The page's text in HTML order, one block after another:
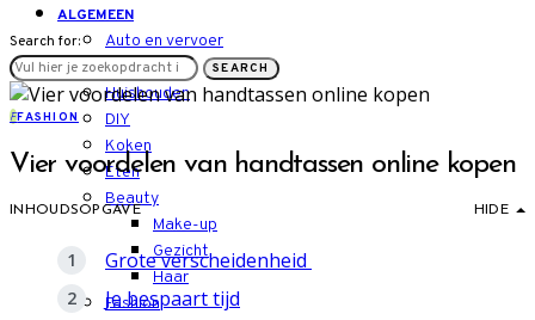
ALGEMEEN
Auto en vervoer
LIFESTYLE
Huishouden
DIY
Koken
Eten
Beauty
Make-up
Gezicht
Haar
Fashion
Search for:
SEARCH
FFASHION
Vier voordelen van handtassen online kopen
INHOUDSOPGAVE HIDE
Grote verscheidenheid
Je bespaart tijd